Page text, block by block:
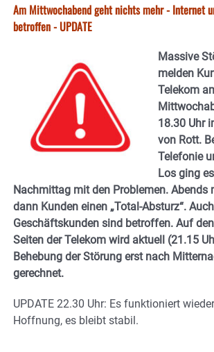
Am Mittwochabend geht nichts mehr - Internet
betroffen - UPDATE
Massive
melden
Telekom
18.30 Uhr
von Rott.
Telefonie
Los ging
Nachmittag mit den Problemen. Abends
dann Kunden einen „Total-Absturz“. Auch
Geschäftskunden sind betroffen. Auf
Seiten der Telekom wird aktuell (21.15
Behebung der Störung erst nach
gerechnet.
UPDATE 22.30 Uhr: Es funktioniert
Hoffnung, es bleibt stabil.